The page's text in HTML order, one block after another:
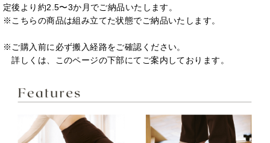
定後より約2.5〜3か月でご納品いたします。
※こちらの商品は組み立てた状態でご納品いたします。
※ご購入前に必ず搬入経路をご確認ください。
詳しくは、このページの下部にてご案内しております。